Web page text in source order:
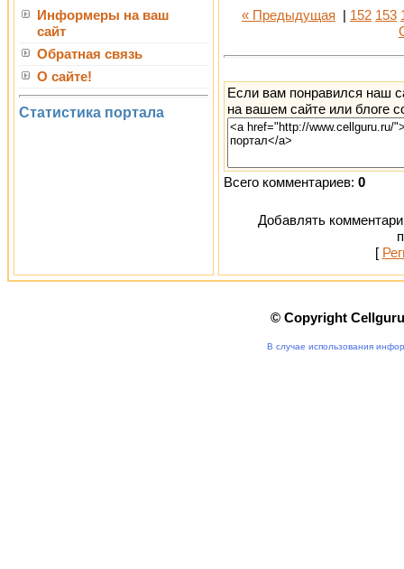
Информеры на ваш
сайт
Обратная связь
О сайте!
Статистика портала
« Предыдущая 152 153
Если вам понравился наш
на вашем сайте или блоге
Всего комментариев: 0
Добавлять
[
© Copyright
В случае использования